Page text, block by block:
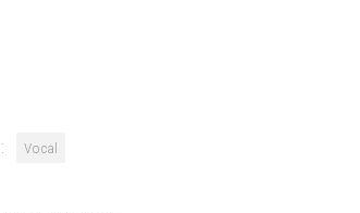
Vocal